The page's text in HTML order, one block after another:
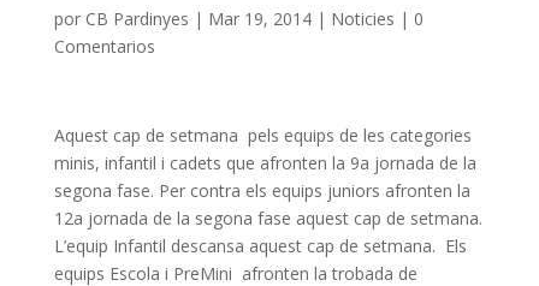
por CB Pardinyes | Mar 19, 2014| Noticies | 0
Comentarios
Aquest cap de setmana pels equips de les categories
minis, infantil i cadets que afronten la 9a jornada de la
segona fase. Per contra els equips juniors afronten la
12a jornada de la segona fase aquest cap de setmana.
L’equip Infantil descansa aquest cap de setmana. Els
equips Escola i PreMini afronten la trobada de